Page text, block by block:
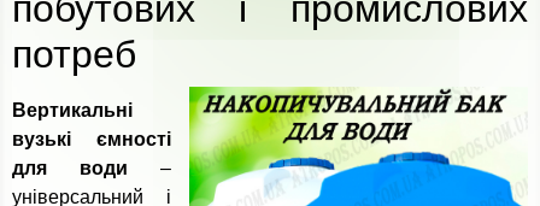
потреб
Вертикальні
вузькі ємності
для води –
універсальний і